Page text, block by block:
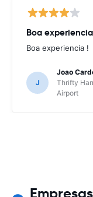
Boa
Boa experiencia !
J
Joao
Thrifty
Airport